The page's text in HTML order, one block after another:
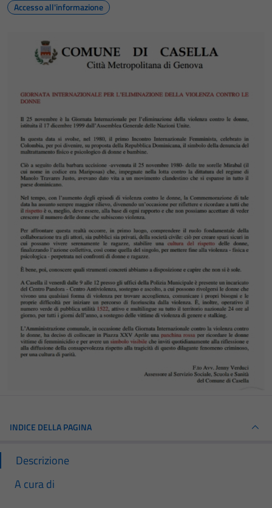
Accesso all'informazione
INDICE DELLA PAGINA
Descrizione
A cura di